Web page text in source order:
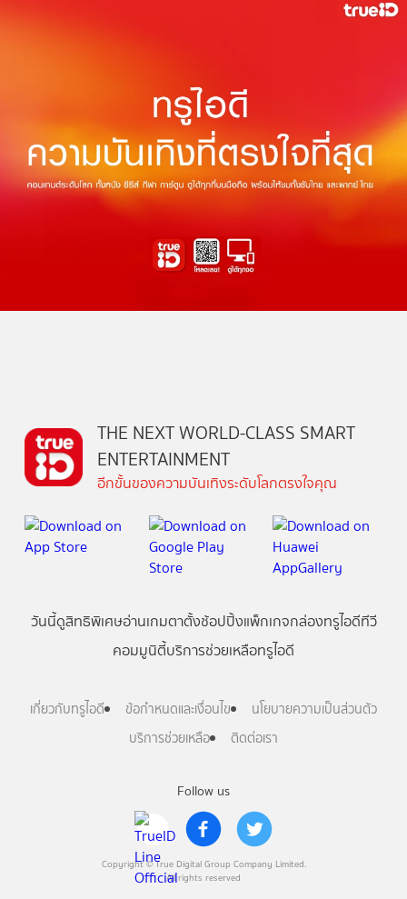
Follow us
Copyright © True Digital Group Company Limited.
All rights reserved
THE NEXT WORLD-CLASS SMART
ENTERTAINMENT
อีกขั้นของความบันเทิงระดับโลกตรงใจคุณ
วันนี้ดูสิทธิพิเศษอ่านเกมตาตั้งช้อปปิ้งแพ็กเกจกล่องทรูไอดีทีวี
คอมมูนิตี้บริการช่วยเหลือทรูไอดี
เกี่ยวกับทรูไอดี ข้อกำหนดและเงื่อนไข
นโยบายความเป็นส่วนตัว
บริการช่วยเหลือ
ติดต่อเรา